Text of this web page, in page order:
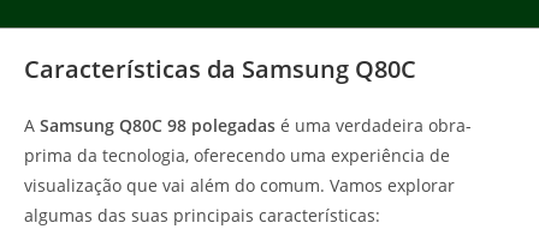
Características da Samsung Q80C
A Samsung Q80C 98 polegadas é uma verdadeira obra-
prima da tecnologia, oferecendo uma experiência de
visualização que vai além do comum. Vamos explorar
algumas das suas principais características: